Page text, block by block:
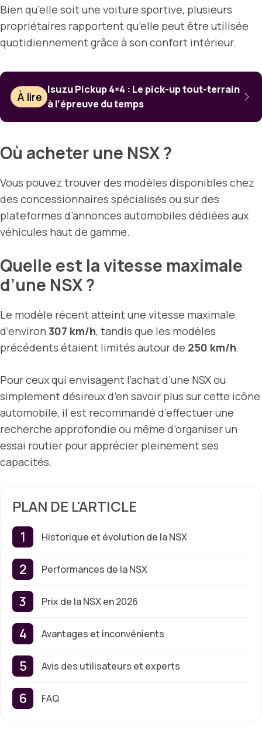
Bien qu’elle soit une voiture sportive, plusieurs
propriétaires rapportent qu’elle peut être utilisée
quotidiennement grâce à son confort intérieur.
À lire
Isuzu Pickup 4×4 : Le pick-up tout-terrain
à l’épreuve du temps
Où acheter une NSX ?
Vous pouvez trouver des modèles disponibles chez
des concessionnaires spécialisés ou sur des
plateformes d’annonces automobiles dédiées aux
véhicules haut de gamme.
Quelle est la vitesse maximale
d’une NSX ?
Le modèle récent atteint une vitesse maximale
d’environ 307 km/h, tandis que les modèles
précédents étaient limités autour de 250 km/h.
Pour ceux qui envisagent l’achat d’une NSX ou
simplement désireux d’en savoir plus sur cette icône
automobile, il est recommandé d’effectuer une
recherche approfondie ou même d’organiser un
essai routier pour apprécier pleinement ses
capacités.
PLAN DE L'ARTICLE
Historique et évolution de la NSX
Performances de la NSX
Prix de la NSX en 2026
Avantages et inconvénients
Avis des utilisateurs et experts
FAQ